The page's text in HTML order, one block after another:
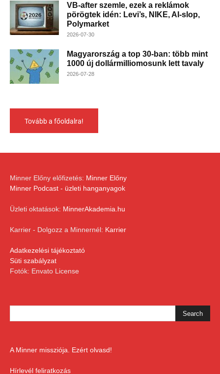
VB-after szemle, ezek a reklámok
pörögtek idén: Levi’s, NIKE, AI-slop,
Polymarket
2026-07-30
Magyarország a top 30-ban: több mint
1000 új dollármilliomosunk lett tavaly
2026-07-28
Tovább a főoldalra!
Minner Előny előfizetés: Minner Előny
Minner Podcast - üzleti hanganyagok
Üzleti oktatások: MinnerAkademia.hu
Karrier - Dolgozz a Minnernél: Karrier
Adatkezelési tájékoztató
Süti szabályzat
Fotók: Envato License
A Minner missziója. Ezért olvasd!
Hírlevél feliratkozás